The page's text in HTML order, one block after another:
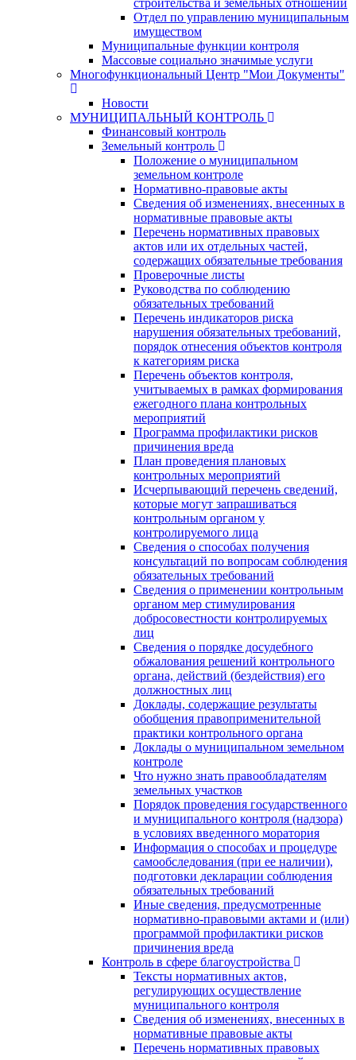
Отдел по управлению муниципальным
имуществом
Муниципальные функции контроля
Массовые социально значимые услуги
Многофункциональный Центр "Мои Документы"
Новости
МУНИЦИПАЛЬНЫЙ КОНТРОЛЬ
Финансовый контроль
Земельный контроль
Положение о муниципальном
земельном контроле
Нормативно-правовые акты
Сведения об изменениях, внесенных в
нормативные правовые акты
Перечень нормативных правовых
актов или их отдельных частей,
содержащих обязательные требования
Проверочные листы
Руководства по соблюдению
обязательных требований
Перечень индикаторов риска
нарушения обязательных требований,
порядок отнесения объектов контроля
к категориям риска
Перечень объектов контроля,
учитываемых в рамках формирования
ежегодного плана контрольных
мероприятий
Программа профилактики рисков
причинения вреда
План проведения плановых
контрольных мероприятий
Исчерпывающий перечень сведений,
которые могут запрашиваться
контрольным органом у
контролируемого лица
Сведения о способах получения
консультаций по вопросам соблюдения
обязательных требований
Сведения о применении контрольным
органом мер стимулирования
добросовестности контролируемых
лиц
Сведения о порядке досудебного
обжалования решений контрольного
органа, действий (бездействия) его
должностных лиц
Доклады, содержащие результаты
обобщения правоприменительной
практики контрольного органа
Доклады о муниципальном земельном
контроле
Что нужно знать правообладателям
земельных участков
Порядок проведения государственного
и муниципального контроля (надзора)
в условиях введенного моратория
Информация о способах и процедуре
самообследования (при ее наличии),
подготовки декларации соблюдения
обязательных требований
Иные сведения, предусмотренные
нормативно-правовыми актами и (или)
программой профилактики рисков
причинения вреда
Контроль в сфере благоустройства
Тексты нормативных актов,
регулирующих осуществление
муниципального контроля
Сведения об изменениях, внесенных в
нормативные правовые акты
Перечень нормативных правовых